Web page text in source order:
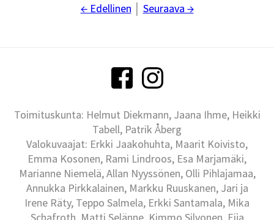
← Edellinen Seuraava →
Toimituskunta: Helmut Diekmann, Jaana Ihme, Heikki
Tabell, Patrik Åberg
Valokuvaajat: Erkki Jaakohuhta, Maarit Koivisto,
Emma Kosonen, Rami Lindroos, Esa Marjamäki,
Marianne Niemelä, Allan Nyyssönen, Olli Pihlajamaa,
Annukka Pirkkalainen, Markku Ruuskanen, Jari ja
Irene Räty, Teppo Salmela, Erkki Santamala, Mika